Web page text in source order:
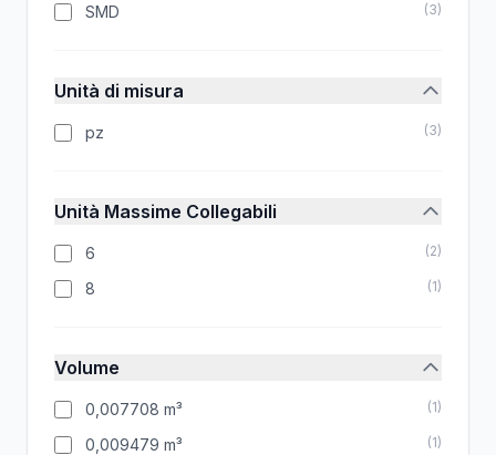
SMD (3)
Unità di misura
pz (3)
Unità Massime Collegabili
6 (2)
8 (1)
Volume
0,007708 m³ (1)
0,009479 m³ (1)